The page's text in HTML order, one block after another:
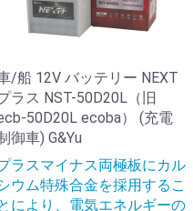
/船 12V バッテリー NEXT
ラス NST-50D20L（旧
50D20L ecoba） (充電
御車) G&Yu
ラスマイナス両極板にカル
ウム特殊合金を採用するこ
により、電気エネルギーの